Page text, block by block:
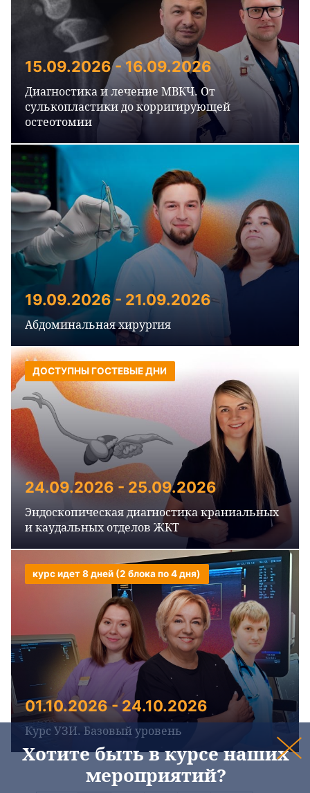
Хотите быть в курсе наших
мероприятий?
15.09.2026 - 16.09.2026
Диагностика и лечение МВКЧ. От
сулькопластики до корригирующей
остеотомии
19.09.2026 - 21.09.2026
Абдоминальная хирургия
ДОСТУПНЫ ГОСТЕВЫЕ ДНИ
24.09.2026 - 25.09.2026
Эндоскопическая диагностика краниальных
и каудальных отделов ЖКТ
курс идет 8 дней (2 блока по 4 дня)
01.10.2026 - 24.10.2026
Курс УЗИ. Базовый уровень